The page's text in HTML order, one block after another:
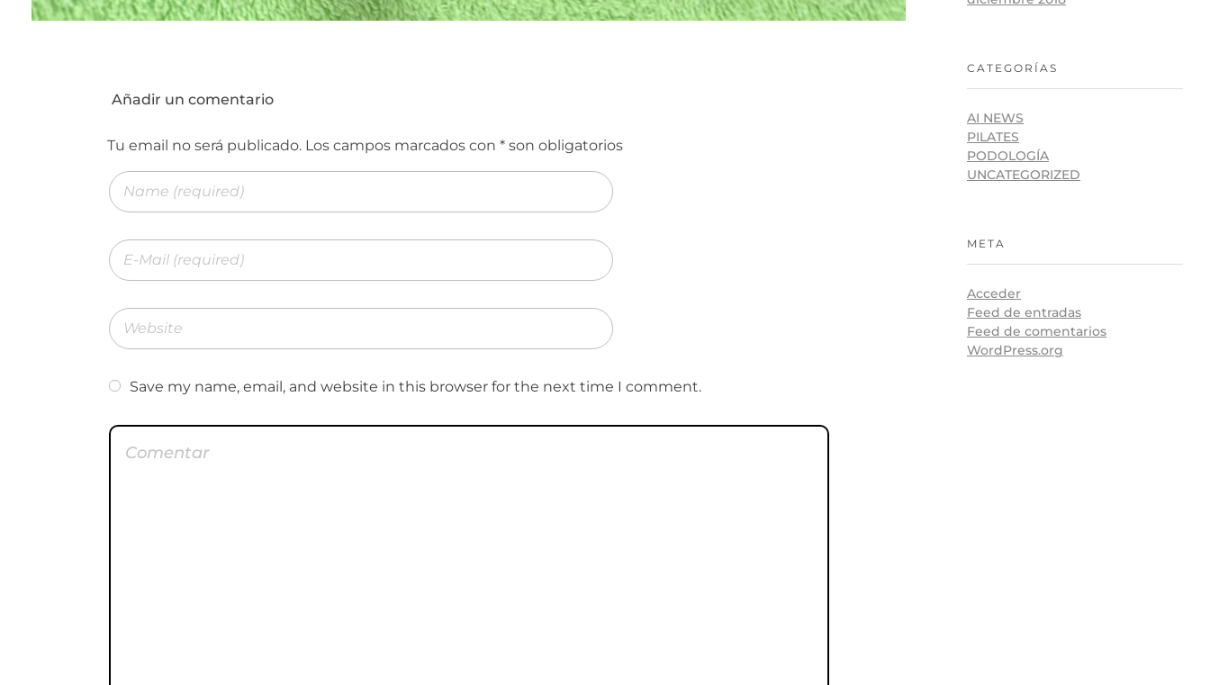
Save my name, email, and website in this browser for the next time I comment.
CATEGORÍAS
AI NEWS
PILATES
PODOLOGÍA
UNCATEGORIZED
META
Acceder
Feed de entradas
Feed de comentarios
WordPress.org